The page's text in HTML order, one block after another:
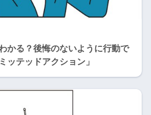
かる？後悔のないように行動で
ッテッドアクション」